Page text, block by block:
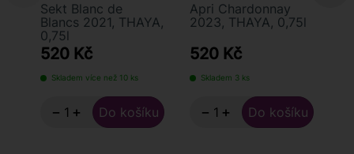
Sekt Blanc de
Blancs 2021, THAYA,
0,75l
520 Kč
Skladem více než 10 ks
− +
Apri Chardonnay
2023, THAYA, 0,75l
520 Kč
Skladem 3 ks
− +